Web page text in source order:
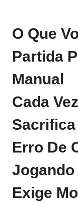
O Que
Partida
Manual
Cada
Sacrifica
Erro De
Jogando
Exige